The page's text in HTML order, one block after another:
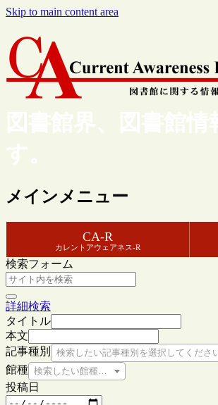
Skip to main content area
図書館界、図書館
す。
メインメニュー
CA-R
カレントアウェアネス-R
検索フォーム
詳細検索
タイトル
本文
記事種別
検索したい記事種別を選択してくださ
館種 検索したい館種を選択してください
投稿日